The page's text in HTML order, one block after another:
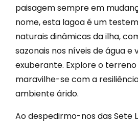
paisagem sempre em
nome, esta lagoa é um
naturais dinâmicas da ilha,
sazonais nos níveis de água e
exuberante. Explore o
maravilhe-se com a
ambiente árido.
Ao despedirmo-nos das Sete